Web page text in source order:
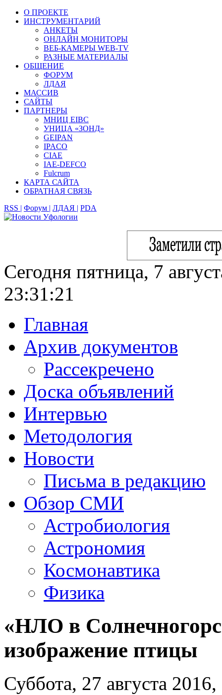
О ПРОЕКТЕ
ИНСТРУМЕНТАРИЙ
АНКЕТЫ
ОНЛАЙН МОНИТОРЫ
ВЕБ-КАМЕРЫ WEB-TV
РАЗНЫЕ МАТЕРИАЛЫ
ОБЩЕНИЕ
ФОРУМ
ЛДАЯ
МАССИВ
САЙТЫ
ПАРТНЕРЫ
МНИЦ EIBC
УНИЦА «ЗОНД»
GEIPAN
IPACO
CIAE
IAE-DEFCO
Fulcrum
КАРТА САЙТА
ОБРАТНАЯ СВЯЗЬ
RSS | Форум | ЛДАЯ | PDA
Сегодня пятница, 7
23:31:22
Главная
Архив документов
Рассекречено
Доска объявлений
Интервью
Методология
Новости
Письма в редакцию
Обзор СМИ
Астробиология
Астрономия
Космонавтика
Физика
«НЛО в
изображение птицы
Суббота, 27 августа